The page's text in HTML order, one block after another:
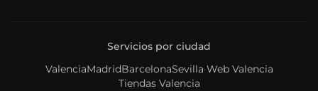
Servicios por ciudad
ValenciaMadridBarcelonaSevilla·Web Valencia
Tiendas Valencia